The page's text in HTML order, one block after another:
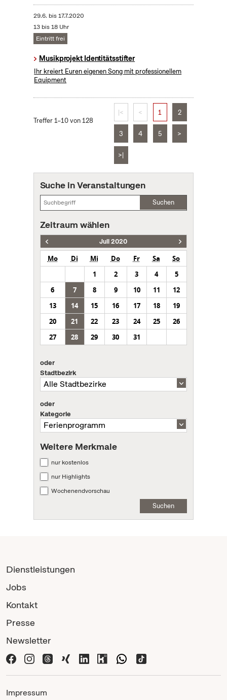
29.6. bis17.7.2020
13 bis 18 Uhr
Eintritt frei
Musikprojekt Identitätsstifter
Ihr kreiert Euren eigenen Song mit professionellem
Equipment
Treffer 1–10 von 128
|< < 1 2
3 4 5 >
>|
Suche in Veranstaltungen
Suchen
Zeitraum wählen
Juli 2020
Mo Di Mi Do Fr Sa
So
1
2 3 4
5
6
7 8 9 10 11
12
13
14 15 16 17 18
19
20
21 22 23 24 25
26
27
28 29 30 31
oder
Stadtbezirk
oder
Kategorie
Weitere Merkmale
nur kostenlos
nur Highlights
Wochenendvorschau
Suchen
Dienstleistungen
Jobs
Kontakt
Presse
Newsletter
Impressum